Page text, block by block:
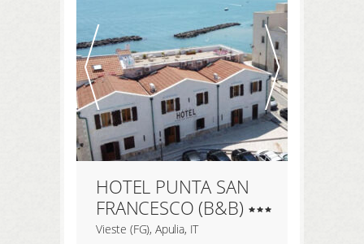
HOTEL PUNTA SAN
FRANCESCO (B&B)
Vieste (FG), Apulia, IT